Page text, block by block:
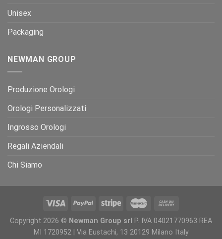
Unisex
Packaging
NEWMAN GROUP
Produzione Orologi
Orologi Personalizzati
Ingrosso Orologi
Regali Aziendali
Chi Siamo
Copyright 2026 © Newman Group srl P. IVA 04021770963 REA
MI 1720952 | Via Eustachi, 13 20129 Milano Italy